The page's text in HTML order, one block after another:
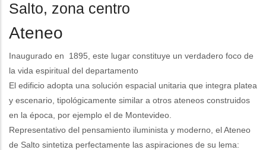
la
Salto, zona centro
Ateneo
Inaugurado en 1895, este lugar constituye un verdadero foco de
la vida espiritual del departamento
El edificio adopta una solución espacial unitaria que integra platea
y escenario, tipológicamente similar a otros ateneos construidos
en la época, por ejemplo el de Montevideo.
Representativo del pensamiento iluminista y moderno, el Ateneo
de Salto sintetiza perfectamente las aspiraciones de su lema: